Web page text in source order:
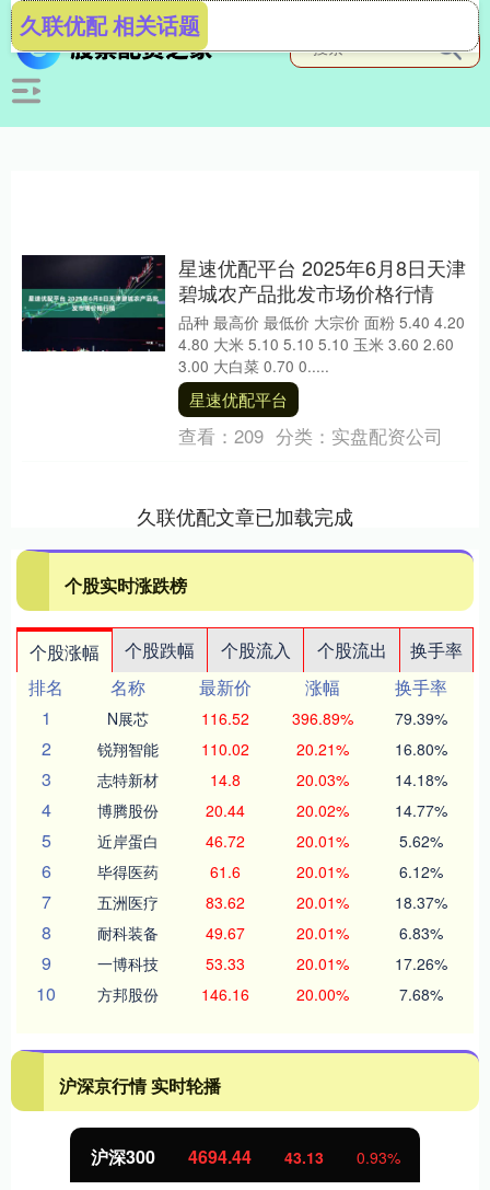
久联优配 相关话题
星速优配平台 2025年6月8日天津
碧城农产品批发市场价格行情
品种 最高价 最低价 大宗价 面粉 5.40 4.20
4.80 大米 5.10 5.10 5.10 玉米 3.60 2.60
3.00 大白菜 0.70 0.....
星速优配平台
查看： 209 分类： 实盘配资公司
久联优配文章已加载完成
个股实时涨跌榜
个股涨幅 个股跌幅 个股流入 个股流出
换手率
排名
名称 最新价 涨幅
换手率
1
N展芯 116.52 396.89% 79.39%
2 锐翔智能 110.02 20.21% 16.80%
3 志特新材 14.8 20.03% 14.18%
4 博腾股份 20.44 20.02% 14.77%
5 近岸蛋白 46.72 20.01% 5.62%
6 毕得医药 61.6 20.01% 6.12%
7 五洲医疗 83.62 20.01% 18.37%
8 耐科装备 49.67 20.01% 6.83%
9 一博科技 53.33 20.01% 17.26%
10 方邦股份 146.16 20.00% 7.68%
沪深京行情 实时轮播
沪深300 4694.44 43.13 0.93%